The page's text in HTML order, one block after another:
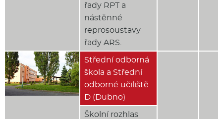
řady RPT a
nástěnné
reprosoustavy
řady ARS.
Střední odborná
škola a Střední
odborné učiliště
D (Dubno)
Školní rozhlas